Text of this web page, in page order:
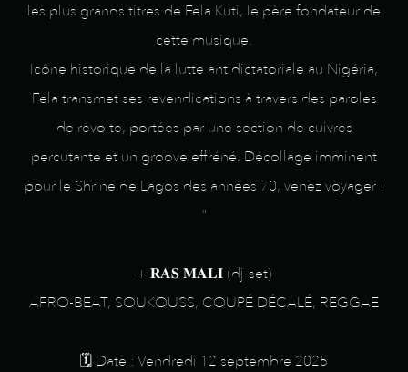
les plus grands titres de Fela Kuti, le père fondateur de
cette musique.
Icône historique de la lutte antidictatoriale au Nigéria,
Fela transmet ses revendications à travers des paroles
de révolte, portées par une section de cuivres
percutante et un groove effréné. Décollage imminent
pour le Shrine de Lagos des années 70, venez voyager !
"
+ 𝐑𝐀𝐒 𝐌𝐀𝐋𝐈 (dj-set)
AFRO-BEAT, SOUKOUSS, COUPÉ DÉCALÉ, REGGAE
🗓️ Date : Vendredi 12 septembre 2025